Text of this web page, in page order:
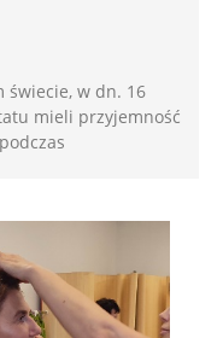
świecie, w dn. 16
mieli przyjemność